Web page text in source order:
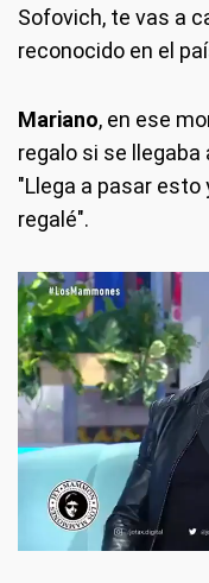
Sofovich, te vas a
reconocido en el
Mariano, en ese
regalo si se llegaba
"Llega a pasar esto
regalé".